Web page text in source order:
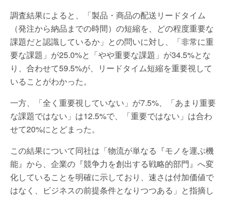
調査結果によると、「製品・商品の配送リードタイム
（発注から納品までの時間）の短縮を、どの程度重要な
課題だと認識しているか」との問いに対し、「非常に重
要な課題」が25.0%と「やや重要な課題」が34.5%とな
り、合わせて59.5%が、リードタイム短縮を重要視して
いることがわかった。
一方、「全く重要視していない」が7.5%、「あまり重要
な課題ではない」は12.5%で、「重要ではない」は合わ
せて20%にとどまった。
この結果について同社は「物流が単なる『モノを運ぶ機
能』から、企業の『競争力を創出する戦略的部門』へ変
化していることを明確に示しており、速さは付加価値で
はなく、ビジネスの前提条件となりつつある」と指摘し